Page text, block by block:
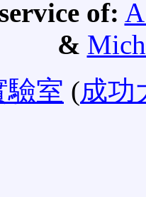
of:
&
驗室 (成功